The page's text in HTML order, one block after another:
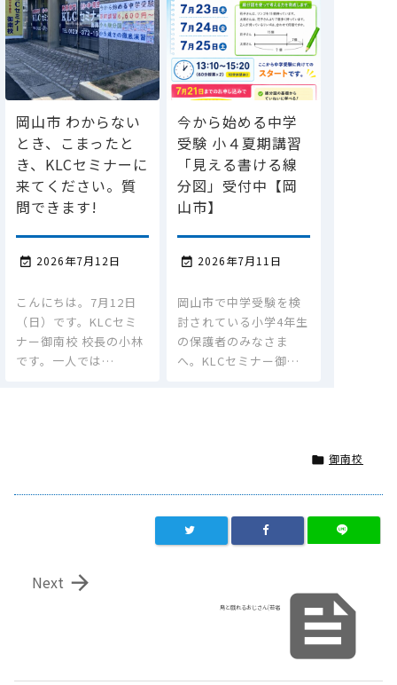
岡山市 わからない
とき、こまったと
き、KLCセミナーに
来てください。質
問できます!
 2026年7月12日
こんにちは。7月12日
（日）です。KLCセミ
ナー御南校 校長の小林
です。一人では…
今から始める中学
受験 小４夏期講習
「見える書ける線
分図」受付中【岡
山市】
 2026年7月11日
岡山市で中学受験を検
討されている小学4年生
の保護者のみなさま
へ。KLCセミナー御…
 御南校

鳥と戯れるおじさん(若者

Next